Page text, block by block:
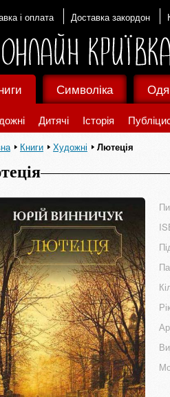
і оплата Доставка закордон
Дитячі Історія
Символіка
Книги Художні Лютеція